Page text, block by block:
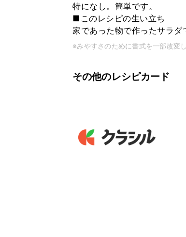
特になし。簡単です。
■このレシピの生い立ち
家であった物で作ったサラダ
※みやすさのために書式を一部改変し
その他のレシピカード